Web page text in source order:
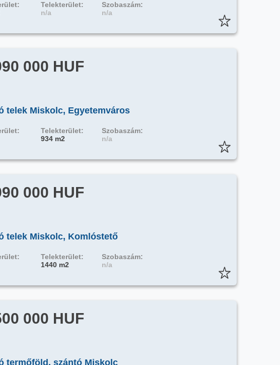
Telekterület:
n/a
Szobaszám:
n/a
000 HUF
telek Miskolc, Egyetemváros
Telekterület:
934 m2
Szobaszám:
n/a
000 HUF
telek Miskolc, Komlóstető
Telekterület:
1440 m2
Szobaszám:
n/a
000 HUF
termőföld, szántó Miskolc